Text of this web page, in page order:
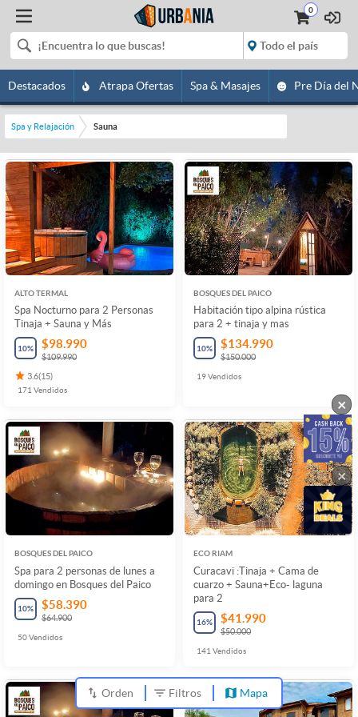
0
Destacados Atrapa Ofertas Spa & Masajes Pre Día del
Spa y Relajación Sauna
ALTO TERMAL
Spa Nocturno para 2 Personas
Tinaja + Sauna y Más
10% $98.990
$109.990
3.6(15)
171 Vendidos
BOSQUES DEL PAICO
Habitación tipo alpina rústica
para 2 + tinaja y mas
10% $134.990
$150.000
19Vendidos
BOSQUES DEL PAICO
Spa para 2 personas de lunes a
domingo en Bosques del Paico
10% $58.390
$64.900
50Vendidos
ECO RIAM
Curacavi :Tinaja + Cama de
cuarzo + Sauna+Eco- laguna
para 2
16% $41.990
$50.000
141 Vendidos
Orden Filtros Mapa
×
×